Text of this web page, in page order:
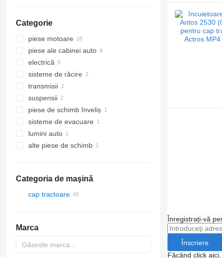
Categorie
piese motoare
pistoane
biele
colectori
pompe de ulei
filtre de ulei
arbori cu came
pinioane pentru arbore cu came
pinioane arbore cotit
culbutoare (balansiere) supapă
piese ale cabinei auto
uşi
izolaţii
scaune
macarale geamuri
încuietori ușă
mecanisme ștergătoare de parbriz
electrică
panouri cu dispozitive
unităţi de control
butuci contact
sisteme de răcire
țeave de răcire
vase de expansiune
transmisii
carcase volanta
pinioane cutie de viteze
suspensii
servodirecţii hidraulice
suspensii - alte piese de schimb
piese de schimb înveliș
scări
sisteme de evacuare
silențiatoare
lumini auto
carcase farului
alte piese de schimb
Categoria de maşină
cap tractoare
Marca
Înregistrați-vă
Înscriere
Făcând click